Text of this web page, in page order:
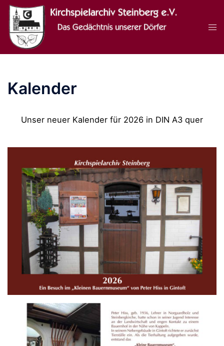
Zum
Inhalt
springen
Kalender
Unser neuer Kalender für 2026 in DIN A3 quer